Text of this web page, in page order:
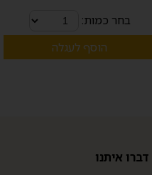
בחר כמות:
הוסף לעגלה
דברו איתנו